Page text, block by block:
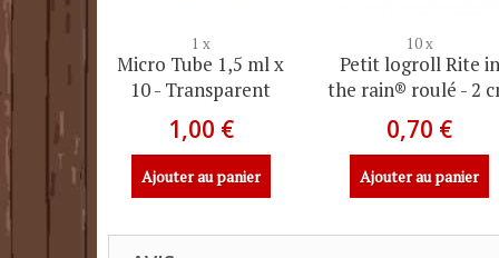
1 x
Micro Tube 1,5 ml x
10 - Transparent
1,00 €
Ajouter au panier
10 x
Petit logroll Rite in
the rain® roulé - 2
0,70 €
Ajouter au panier